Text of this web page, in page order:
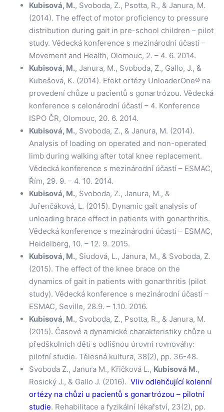
Kubisová, M., Svoboda, Z., Psotta, R., & Janura, M.
(2014). The effect of motor proficiency to pressure
distribution during gait in pre-school children – pilot
study. Vědecká konference s mezinárodní účastí –
Movement and Health, Olomouc, 2. – 4. 6. 2014.
Kubisová, M., Janura, M., Svoboda, Z., Gallo, J., &
Kubešová, K. (2014). Efekt ortézy UnloaderOne® na
provedení chůze u pacientů s gonartrózou. Vědecká
konference s celonárodní účastí – 4. Konference
ISPO ČR, Olomouc, 20. 6. 2014.
Kubisová, M., Svoboda, Z., & Janura, M. (2014).
Analysis of loading on operated and non-operated
limb during walking after total knee replacement.
Vědecká konference s mezinárodní účastí – ESMAC,
Řím, 29. 9. – 4. 10. 2014.
Kubisová, M., Svoboda, Z., Janura, M., &
Juřenčáková, L. (2015). Dynamic gait analysis of
unloading brace effect in patients with gonarthritis.
Vědecká konference s mezinárodní účastí – ESMAC,
Heidelberg, 10. – 12. 9. 2015.
Kubisová, M., Siudová, L., Janura, M., & Svoboda, Z.
(2015). The effect of the knee brace on the
dynamics of gait in patients with gonarthritis (pilot
study). Vědecká konference s mezinárodní účastí –
ESMAC, Seville, 28.9. – 1.10. 2016.
Kubisová, M., Svoboda, Z., Psotta, R., & Janura, M.
(2015). Časové a dynamické charakteristiky chůze u
předškolních dětí s odlišnou úrovní rovnováhy:
pilotní studie. Tělesná kultura, 38(2), pp. 36-48.
Svoboda Z., Janura M., Křičková L., Kubisová M.,
Rosický J., & Gallo J. (2016). Vliv odlehčující kolenní
ortézy na chůzi u pacientů s gonartrózou – pilotní
studie. Rehabilitace a fyzikální lékařství, 23(2), pp.